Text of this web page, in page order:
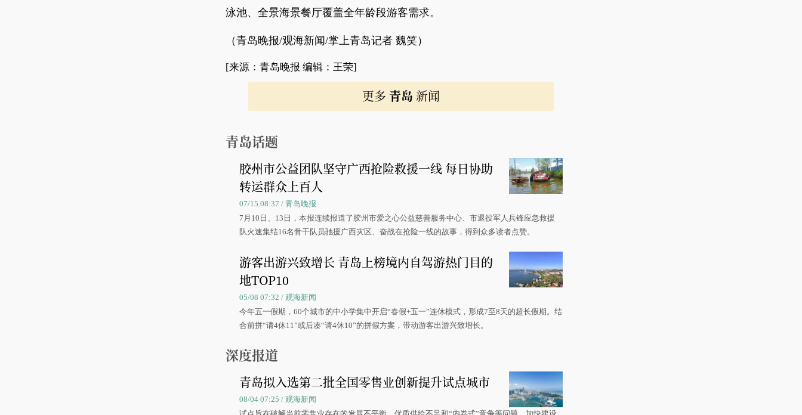
泳池、全景海景餐厅覆盖全年龄段游客需求。
（青岛晚报/观海新闻/掌上青岛记者 魏笑）
[来源：青岛晚报 编辑：王荣]
更多 青岛 新闻
青岛话题
胶州市公益团队坚守广西抢险救援一线 每日协助
转运群众上百人
07/15 08:37 / 青岛晚报
7月10日、13日，本报连续报道了胶州市爱之心公益慈善服务中心、市退役军人兵锋应急救援
队火速集结16名骨干队员驰援广西灾区、奋战在抢险一线的故事，得到众多读者点赞。
游客出游兴致增长 青岛上榜境内自驾游热门目的
地TOP10
05/08 07:32 / 观海新闻
今年五一假期，60个城市的中小学集中开启“春假+五一”连休模式，形成7至8天的超长假期。结
合前拼“请4休11”或后凑“请4休10”的拼假方案，带动游客出游兴致增长。
深度报道
青岛拟入选第二批全国零售业创新提升试点城市
08/04 07:25 / 观海新闻